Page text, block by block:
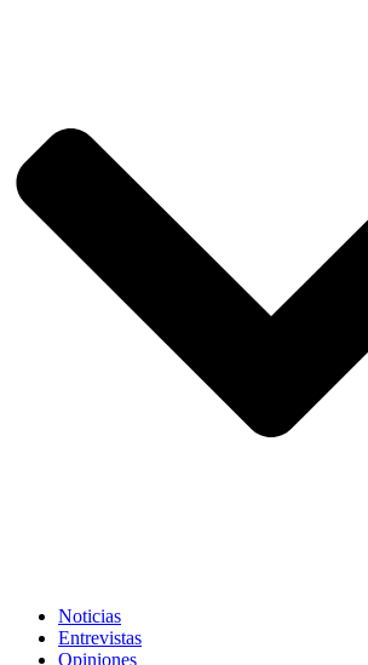
Noticias
Entrevistas
Opiniones